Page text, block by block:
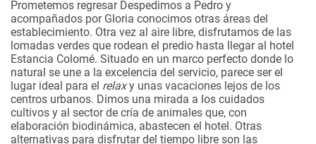
Prometemos regresarDespedimos a Pedro y
acompañados por Gloria conocimos otras áreas del
establecimiento. Otra vez al aire libre, disfrutamos de las
lomadas verdes que rodean el predio hasta llegar al hotel
Estancia Colomé. Situado en un marco perfecto donde lo
natural se une a la excelencia del servicio, parece ser el
lugar ideal para el relaxy unas vacaciones lejos de los
centros urbanos. Dimos una mirada a los cuidados
cultivos y al sector de cría de animales que, con
elaboración biodinámica, abastecen el hotel. Otras
alternativas para disfrutar del tiempo libre son las